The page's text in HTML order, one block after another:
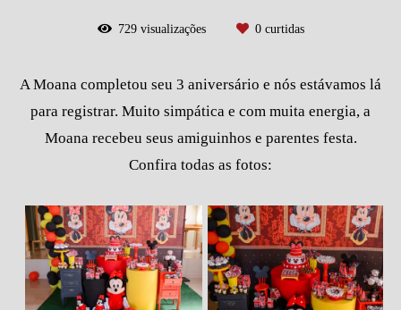
729visualizações 0curtidas
A Moana completou seu 3 aniversário e nós estávamos lá
para registrar. Muito simpática e com muita energia, a
Moana recebeu seus amiguinhos e parentes festa.
Confira todas as fotos: